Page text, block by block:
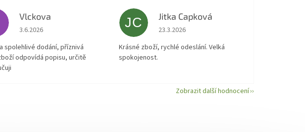
Vlckova
Hodnocení obchodu je 5 z 5 hvězdiček.
3.6.2026
spolehlivé dodání, příznivá
odpovídá popisu, určitě
JC Jitka Capková
Hodnocení obchodu je 5 z 5 hvězdiček.
23.3.2026
Krásné zboží, rychlé odeslání. Velká
spokojenost.
Zobrazit další hodnocení